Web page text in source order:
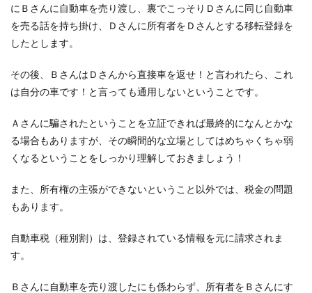
にＢさんに自動車を売り渡し、裏でこっそりＤさんに同じ自動車
を売る話を持ち掛け、Ｄさんに所有者をＤさんとする移転登録を
したとします。
その後、ＢさんはＤさんから直接車を返せ！と言われたら、これ
は自分の車です！と言っても通用しないということです。
Ａさんに騙されたということを立証できれば最終的になんとかな
る場合もありますが、その瞬間的な立場としてはめちゃくちゃ弱
くなるということをしっかり理解しておきましょう！
また、所有権の主張ができないということ以外では、税金の問題
もあります。
自動車税（種別割）は、登録されている情報を元に請求されま
す。
Ｂさんに自動車を売り渡したにも係わらず、所有者をＢさんにす